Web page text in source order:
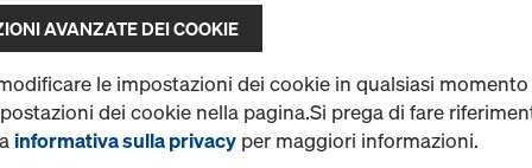
Trovati 1 prodotti Più ricercato
informazioni sui cookie, consultare la nostra
dei dati negli Stati Uniti
AVANZATE DEI COOKIE
le impostazioni dei cookie in qualsiasi
dei cookie nella pagina.Si prega di fare
informativa sulla privacy per maggiori informazioni.